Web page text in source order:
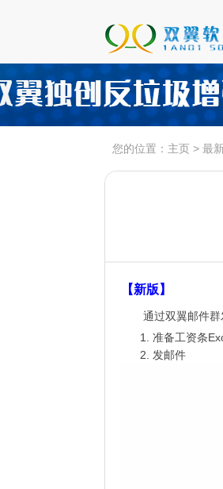
您的位置： 主页 > 最
【新版】
通过双翼邮件群
准备工资条
发邮件